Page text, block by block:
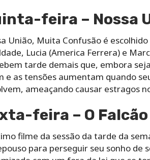
feira – Nossa
União, Muita Confusão é
Lucia (America Ferrera) e
tarde demais que, embora
e as tensões aumentam quando
ameaçando causar estragos
feira – O
filme da sessão da tarde da
para perseguir seu sonho